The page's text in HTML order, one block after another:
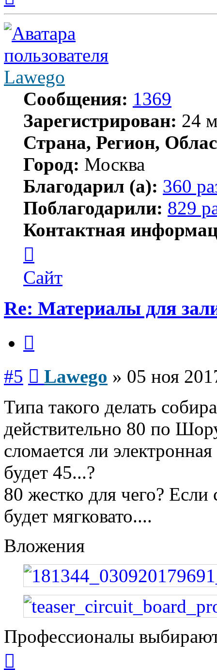
началу
Lawego
Сообщения: 1369
Зарегистрирован: 24
Страна, Регион,
Город: Москва
Благодарил (а): 360
Поблагодарили: 829
Контактная
пользователя
Lawego
Сайт
Re: Материалы для
#5 Lawego » 05 ноя
Типа такого делать
действительно 80 по
сломается ли
будет 45...?
80 жестко для чего?
будет мягковато....
Вложения
Профессионалы
началу